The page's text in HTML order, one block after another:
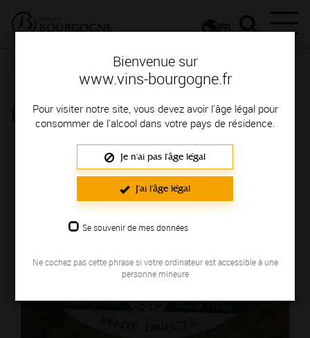
Bienvenue sur
www.vins-bourgogne.fr
Pour visiter notre site, vous devez avoir l'âge légal pour
consommer de l'alcool dans votre pays de résidence.
Je n'ai pas l'âge légal
J'ai l'âge légal
Se souvenir de mes données
Ne cochez pas cette phrase si votre ordinateur est accessible à une
personne mineure
FR
Femmes et hommes passionnés
DOMAINE DE FUSSIACUS